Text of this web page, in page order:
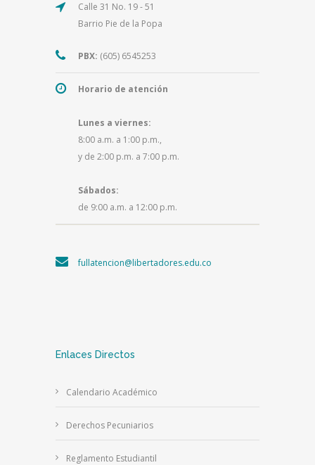
Calle 31 No. 19 - 51
Barrio Pie de la Popa
PBX: (605) 6545253
Horario de atención
Lunes a viernes:
8:00 a.m. a 1:00 p.m.,
y de 2:00 p.m. a 7:00 p.m.
Sábados:
de 9:00 a.m. a 12:00 p.m.
fullatencion@libertadores.edu.co
Enlaces Directos
Calendario Académico
Derechos Pecuniarios
Reglamento Estudiantil